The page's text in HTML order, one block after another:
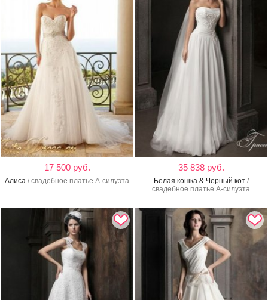
17 500 руб.
Алиса / свадебное платье А-силуэта
35 838 руб.
Белая кошка & Черный кот/
свадебное платье А-силуэта